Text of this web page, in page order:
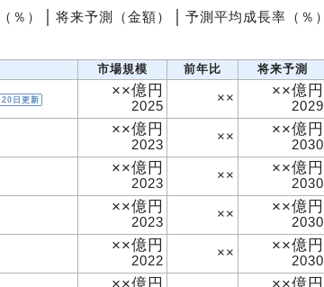
％） 将来予測（金額）
予測平均成長率（％）
市場規模 前年比 将来予測
20日更新
××億円
2025
×× ××億円
2029
××億円
2023
×× ××億円
2030
××億円
2023
×× ××億円
2030
××億円
2023
×× ××億円
2030
××億円
2022
×× ××億円
2030
××億円 ××億円